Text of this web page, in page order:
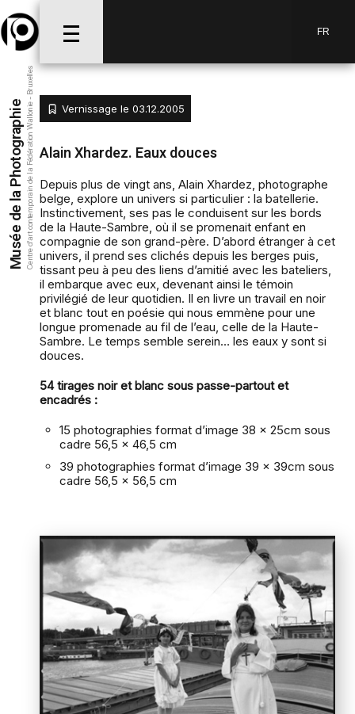
Musée de la PhotographieCentre d’art contemporain de la Fédération Wallonie - Bruxelles
FR
Vernissage le 03.12.2005
Alain Xhardez. Eaux douces
Depuis plus de vingt ans, Alain Xhardez, photographe
belge, explore un univers si particulier : la batellerie.
Instinctivement, ses pas le conduisent sur les bords
de la Haute-Sambre, où il se promenait enfant en
compagnie de son grand-père. D’abord étranger à cet
univers, il prend ses clichés depuis les berges puis,
tissant peu à peu des liens d’amitié avec les bateliers,
il embarque avec eux, devenant ainsi le témoin
privilégié de leur quotidien. Il en livre un travail en noir
et blanc tout en poésie qui nous emmène pour une
longue promenade au fil de l’eau, celle de la Haute-
Sambre. Le temps semble serein… les eaux y sont si
douces.
54 tirages noir et blanc sous passe-partout et
encadrés :
15 photographies format d’image 38 x 25cm sous
cadre 56,5 x 46,5 cm
39 photographies format d’image 39 x 39cm sous
cadre 56,5 x 56,5 cm